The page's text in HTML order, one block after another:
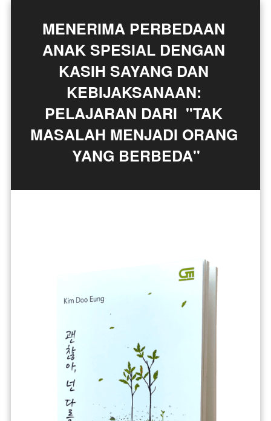
MENERIMA PERBEDAAN
ANAK SPESIAL DENGAN
KASIH SAYANG DAN
KEBIJAKSANAAN:
PELAJARAN DARI  "TAK
MASALAH MENJADI ORANG
YANG BERBEDA"